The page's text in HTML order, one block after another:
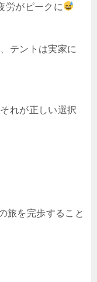
労がピークに
テントは実家に
れが正しい選択
旅を完歩すること